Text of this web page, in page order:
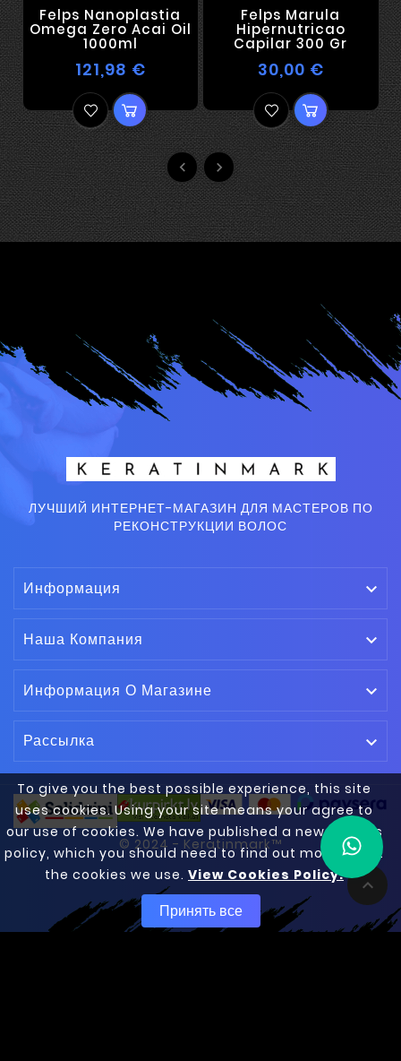
To give you the best possible experience, this site
uses cookies. Using your site means your agree to
our use of cookies. We have published a new cookies
policy, which you should need to find out more about
the cookies we use. View Cookies Policy.
Принять все
Felps Nanoplastia
Omega Zero Acai Oil
1000ml
121,98 €
Felps Marula
Hipernutricao
Capilar 300 Gr
30,00 €
 
ЛУЧШИЙ ИНТЕРНЕТ-МАГАЗИН ДЛЯ МАСТЕРОВ ПО
РЕКОНСТРУКЦИИ ВОЛОС
Информация 
Наша Компания 
Информация О Магазине 
Рассылка 

© 2024 - Keratinmark™